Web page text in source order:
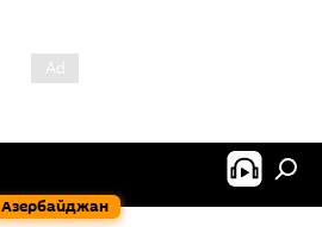
Азербайджан